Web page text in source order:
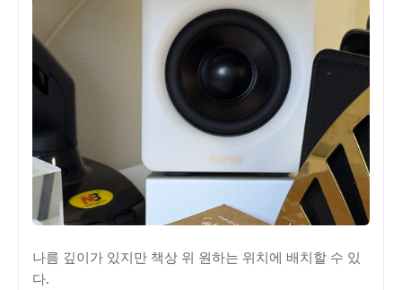
나름 깊이가 있지만 책상 위 원하는 위치에 배치할 수 있
다.